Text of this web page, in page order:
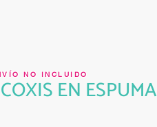
EN ESPUMA
NO INCLUIDO